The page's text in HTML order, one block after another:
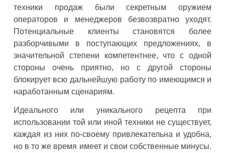
техники продаж были секретным оружием
операторов и менеджеров безвозвратно уходят.
Потенциальные клиенты становятся более
разборчивыми в поступающих предложениях, в
значительной степени компетентнее, что с одной
стороны очень приятно, но с другой стороны
блокирует всю дальнейшую работу по имеющимся и
наработанным сценариям.
Идеального или уникального рецепта при
использовании той или иной техники не существует,
каждая из них по-своему привлекательна и удобна,
но в то же время имеет и свои собственные минусы.